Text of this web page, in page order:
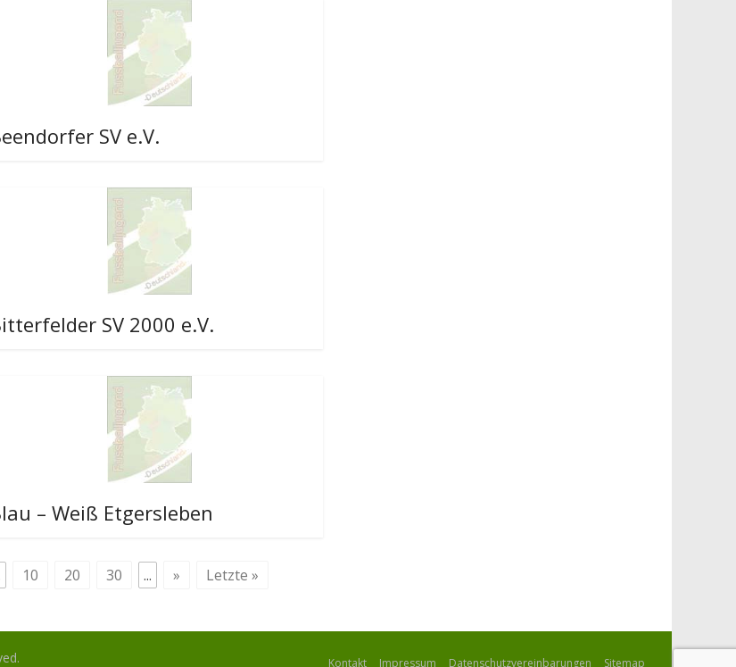
SV e.V.
SV 2000 e.V.
– Weiß Etgersleben
10 20 30 ... » Letzte »
Kontakt Impressum Datenschutzvereinbarungen Sitemap